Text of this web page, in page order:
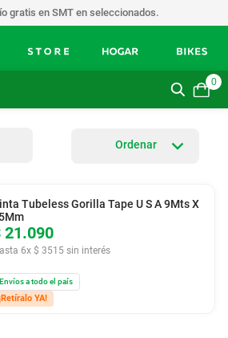
gratis en SMT en seleccionados.
0
21.090
6x $ 3515 sin interés
Tubeless Gorilla Tape U S A 9Mts X
Envíos a todo el país
YA!